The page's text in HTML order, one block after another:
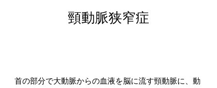
頸動脈狭窄症
首の部分で大動脈からの血液を脳に流す頸動脈に、動